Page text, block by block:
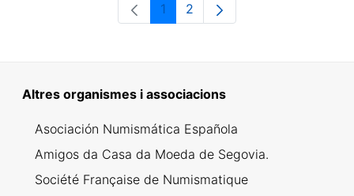
Páxina
1 Páxina
2
Altres organismes i associacions
Asociación Numismática Española
Amigos da Casa da Moeda de Segovia.
Société Française de Numismatique